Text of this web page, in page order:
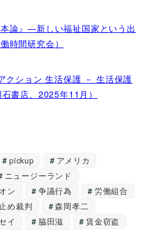
本論』―新しい福祉国家という出
時間研究会）
クション 生活保護 － 生活保護
書店、2025年11月）
pickup
アメリカ
ニュージーランド
ン
争議行為
労働組合
め裁判
森岡孝二
イ
脇田滋
賃金窃盗